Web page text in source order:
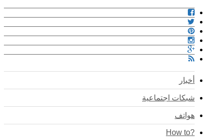
أخبار
شبكات اجتماعية
هواتف
?How to